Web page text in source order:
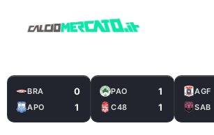
BRA 0
APO 1
PAO 1
C48 1
AGF
SAB